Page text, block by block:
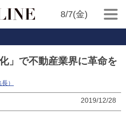
8/7(金)
」で不動産業界に革命を
）
2019/12/28